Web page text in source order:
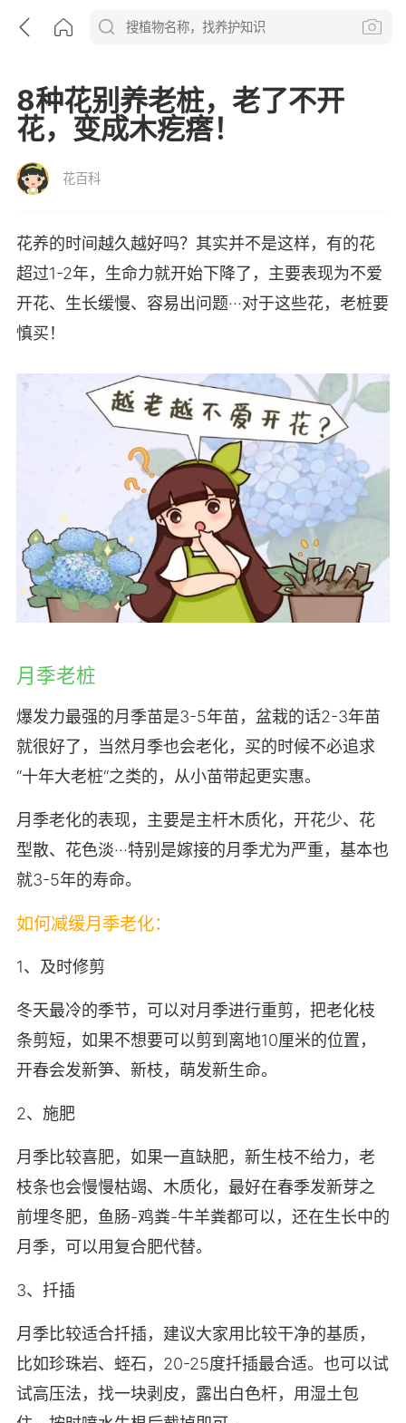
8种花别养老桩，老了不开
花，变成木疙瘩！
花百科
花养的时间越久越好吗？其实并不是这样，有的花
超过1-2年，生命力就开始下降了，主要表现为不爱
开花、生长缓慢、容易出问题···对于这些花，老桩要
慎买！
月季老桩
爆发力最强的月季苗是3-5年苗，盆栽的话2-3年苗
就很好了，当然月季也会老化，买的时候不必追求
“十年大老桩“之类的，从小苗带起更实惠。
月季老化的表现，主要是主杆木质化，开花少、花
型散、花色淡···特别是嫁接的月季尤为严重，基本也
就3-5年的寿命。
如何减缓月季老化：
1、及时修剪
冬天最冷的季节，可以对月季进行重剪，把老化枝
条剪短，如果不想要可以剪到离地10厘米的位置，
开春会发新笋、新枝，萌发新生命。
2、施肥
月季比较喜肥，如果一直缺肥，新生枝不给力，老
枝条也会慢慢枯竭、木质化，最好在春季发新芽之
前埋冬肥，鱼肠-鸡粪-牛羊粪都可以，还在生长中的
月季，可以用复合肥代替。
3、扦插
月季比较适合扦插，建议大家用比较干净的基质，
比如珍珠岩、蛭石，20-25度扦插最合适。也可以试
试高压法，找一块剥皮，露出白色杆，用湿土包